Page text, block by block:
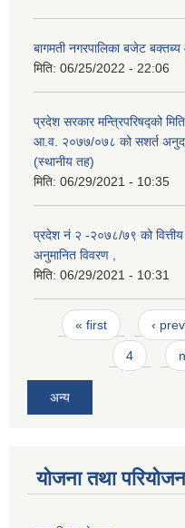
बागमती नगरपालिका बजेट
मिति: 06/25/2022 - 22:06
प्रदेश सरकार मन्त्रिपरिषद्को
आ.व. २०७७/०७८ को सशर्त
(स्थानीय तह)
मिति: 06/29/2021 - 10:35
प्रदेश नं २ -२०७८/७९ को
अनुमानित विवरण ,
मिति: 06/29/2021 - 10:31
Pages
« first ‹
4
अन्य
योजना तथा